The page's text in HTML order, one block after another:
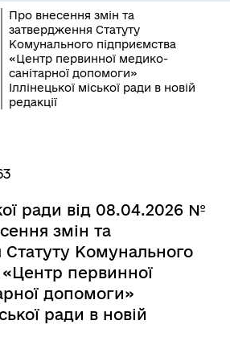
Про внесення змін та
затвердження Статуту
Комунального підприємства
«Центр первинної медико-
санітарної допомоги»
Іллінецької міської ради в новій
редакції
ради від 08.04.2026 №
змін та
Комунального
первинної
допомоги»
ради в новій